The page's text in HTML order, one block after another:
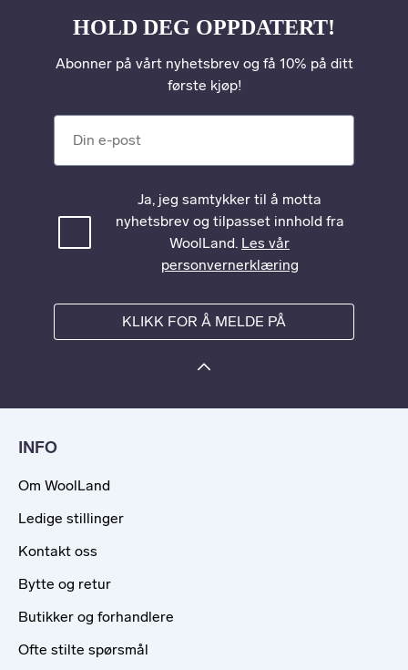
HOLD DEG OPPDATERT!
Abonner på vårt nyhetsbrev og få 10% på ditt
første kjøp!
Ja, jeg samtykker til å motta
nyhetsbrev og tilpasset innhold fra
WoolLand. Les vår
personvernerklæring
KLIKK FOR Å MELDE PÅ
INFO
Om WoolLand
Ledige stillinger
Kontakt oss
Bytte og retur
Butikker og forhandlere
Ofte stilte spørsmål